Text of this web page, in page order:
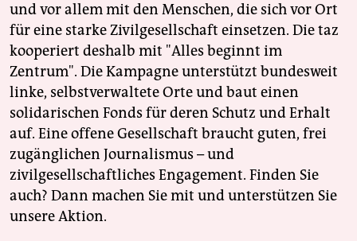
und vor allem mit den Menschen, die sich vor Ort
für eine starke Zivilgesellschaft einsetzen. Die taz
kooperiert deshalb mit "Alles beginnt im
Zentrum". Die Kampagne unterstützt bundesweit
linke, selbstverwaltete Orte und baut einen
solidarischen Fonds für deren Schutz und Erhalt
auf. Eine offene Gesellschaft braucht guten, frei
zugänglichen Journalismus – und
zivilgesellschaftliches Engagement. Finden Sie
auch? Dann machen Sie mit und unterstützen Sie
unsere Aktion.